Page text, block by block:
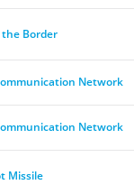
the Border
Network
Network
Missile